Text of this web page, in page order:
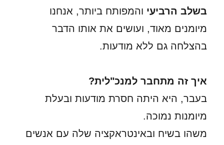
בשלב הרביעי והמפותח ביותר, אנחנו
מיומנים מאוד, ועושים את אותו הדבר
בהצלחה גם ללא מודעות.
איך זה מתחבר למנכ"לית?
בעבר, היא היתה חסרת מודעות ובעלת
מיומנות נמוכה.
משהו בשיח ובאינטראקציה שלה עם אנשים